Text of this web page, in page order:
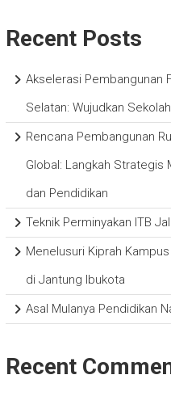
Recent Posts
Akselerasi Pembangunan
Selatan: Wujudkan
Rencana Pembangunan
Global: Langkah Strategis
dan Pendidikan
Teknik Perminyakan ITB
Menelusuri Kiprah
di Jantung Ibukota
Asal Mulanya Pendidikan
Recent